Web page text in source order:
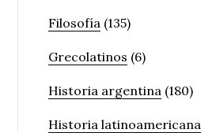
Filosofía (135)
Grecolatinos (6)
Historia argentina (180)
Historia latinoamericana